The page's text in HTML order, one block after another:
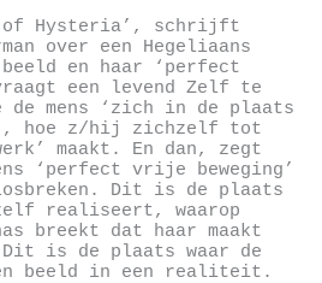
of Hysteria’, schrijft
over een Hegeliaans
beeld en haar ‘perfect
een levend Zelf te
de mens ‘zich in de plaats
hoe z/hij zichzelf tot
maakt. En dan, zegt
‘perfect vrije beweging’
Dit is de plaats
realiseert, waarop
breekt dat haar maakt
is de plaats waar de
beeld in een realiteit.